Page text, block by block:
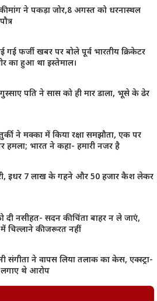
मांग ने पकड़ा जोर,8 अगस्त को धरनास्थल
गई फर्जी खबर पर बोले पूर्व भारतीय क्रिकेटर
का हुआ था इस्तेमाल।
पति ने सास को ही मार डाला, भूसे के ढेर
ने मक्का में किया रक्षा समझौता, एक पर
हमला; भारत ने कहा- हमारी नजर है
इधर 7 लाख के गहने और 50 हजार कैश लेकर
दी नसीहत- सदन की चिंता बाहर न ले जाएं,
की जरूरत नहीं
संगीता ने वापस लिया तलाक का केस, एक्स्ट्रा-
थे आरोप